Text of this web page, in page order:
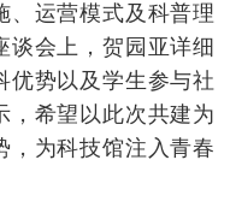
、运营模式及科普理
谈会上，贺园亚详细
优势以及学生参与社
，希望以此次共建为
，为科技馆注入青春